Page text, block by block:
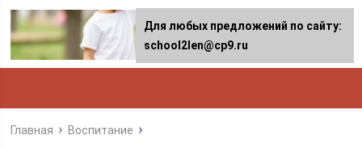
Главная Воспитание
Для любых предложений по сайту:
school2len@cp9.ru